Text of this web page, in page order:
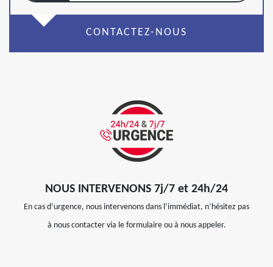
CONTACTEZ-NOUS
NOUS INTERVENONS 7j/7 et 24h/24
En cas d’urgence, nous intervenons dans l’immédiat, n’hésitez pas
à nous contacter via le formulaire ou à nous appeler.